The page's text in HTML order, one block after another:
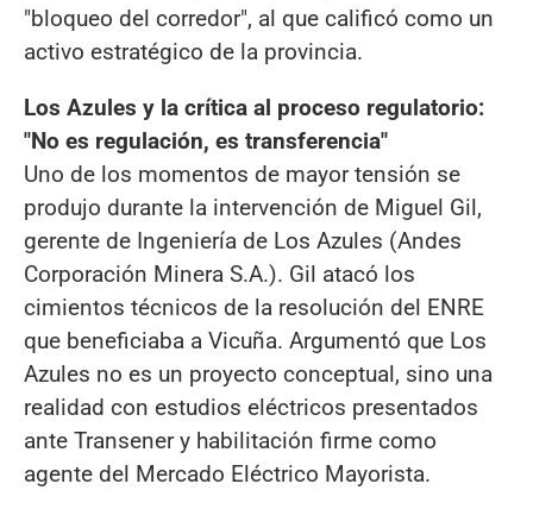
"bloqueo del corredor", al que calificó como un
activo estratégico de la provincia.
Los Azules y la crítica al proceso regulatorio:
"No es regulación, es transferencia"
Uno de los momentos de mayor tensión se
produjo durante la intervención de Miguel Gil,
gerente de Ingeniería de Los Azules (Andes
Corporación Minera S.A.). Gil atacó los
cimientos técnicos de la resolución del ENRE
que beneficiaba a Vicuña. Argumentó que Los
Azules no es un proyecto conceptual, sino una
realidad con estudios eléctricos presentados
ante Transener y habilitación firme como
agente del Mercado Eléctrico Mayorista.